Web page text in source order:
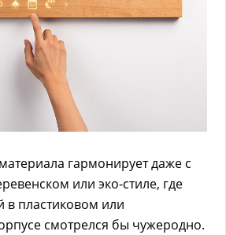
гармонирует даже с
или эко-стиле, где
пластиковом или
смотрелся бы чужеродно.